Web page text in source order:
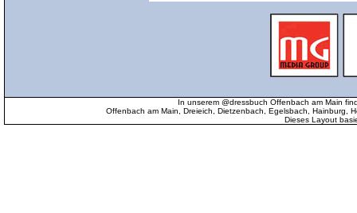
In unserem @dressbuch Offenbach am Main
Offenbach am Main, Dreieich, Dietzenbach, Egelsbach, Hainburg,
Dieses Layout